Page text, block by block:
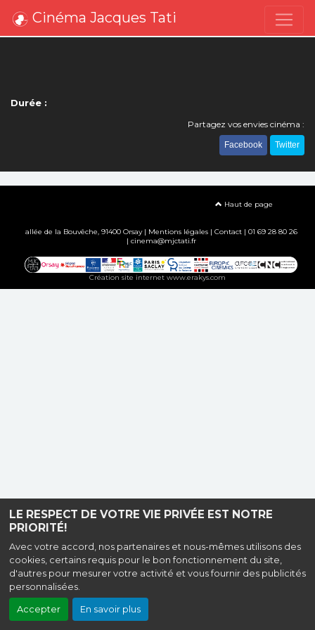
LE RESPECT DE VOTRE VIE PRIVÉE EST NOTRE
PRIORITÉ!
Avec votre accord, nos partenaires et nous-mêmes utilisons des
cookies, certains requis pour le bon fonctionnement du site,
d'autres pour mesurer votre activité et vous fournir des publicités
personnalisées.
Accepter En savoir plus
Cinéma Jacques Tati
Durée :
Partagez vos envies cinéma :
Facebook Twitter
Haut de page
allée de la Bouvêche, 91400 Orsay | Mentions légales| Contact| 01 69 28 80 26
| cinema@mjctati.fr
Création site internet www.erakys.com